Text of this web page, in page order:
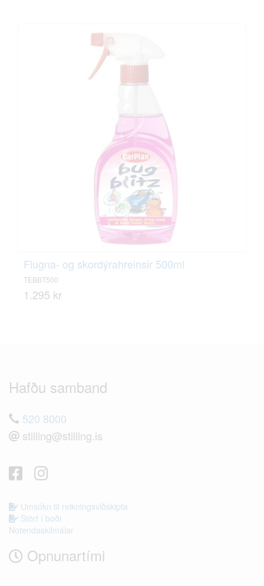
Flugna- og skordýrahreinsir 500ml
TEBBT500
1.295 kr
Hafðu samband
520 8000
stilling@stilling.is
Umsókn til reikningsviðskipta
Störf í boði
Notendaskilmálar
Opnunartími